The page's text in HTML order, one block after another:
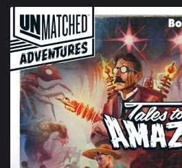
IDEA
UNBOX
REVIEW
HOW TO